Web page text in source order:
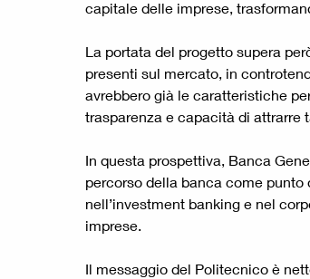
capitale delle imprese,
La portata del progetto supera
presenti sul mercato, in
avrebbero già le caratteristiche
trasparenza e capacità di attrarre
In questa prospettiva, Banca
percorso della banca come
nell’investment banking e nel
imprese.
Il messaggio del Politecnico è